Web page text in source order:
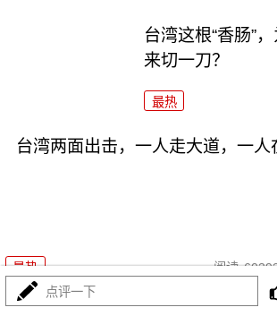
台湾这根“香肠”
来切一刀？
最热
台湾两面出击，一人走大道，一人
最热 阅读
点评一下